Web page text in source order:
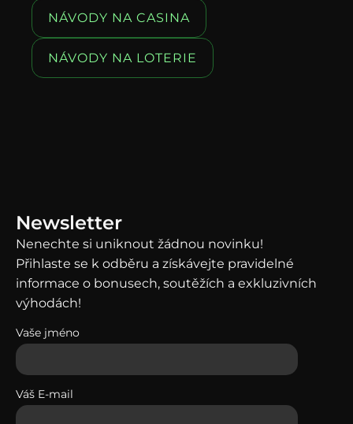
NÁVODY NA CASINA
NÁVODY NA LOTERIE
Newsletter
Nenechte si uniknout žádnou novinku!
Přihlaste se k odběru a získávejte pravidelné
informace o bonusech, soutěžích a exkluzivních
výhodách!
Vaše jméno
Váš E-mail